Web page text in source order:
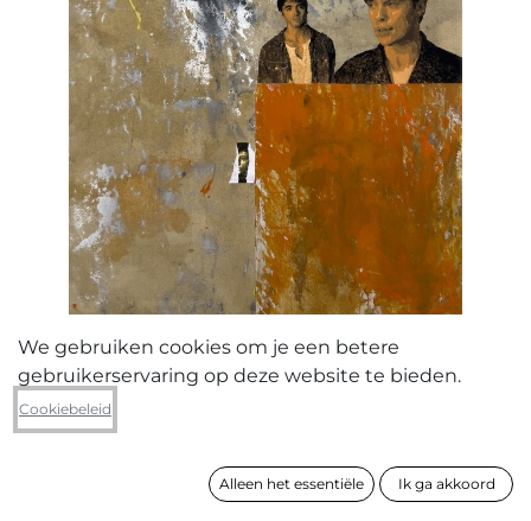
Dilum Coppens
The Fireplace (he cried over the fire
We gebruiken cookies om je een betere
gebruikerservaring op deze website te bieden.
Cookiebeleid
Alleen het essentiële Ik ga akkoord